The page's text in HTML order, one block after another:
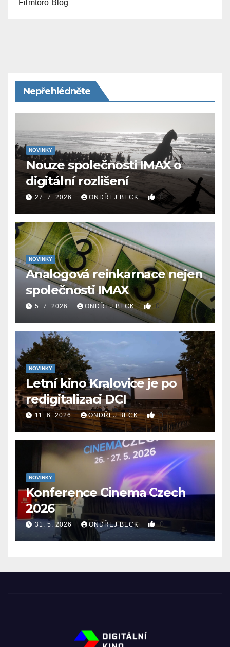
Filmtoro Blog
Nepřehlédněte
NOVINKY
Nouze společnosti IMAX o
digitální rozlišení
27. 7. 2026 ONDŘEJ BECK 0
NOVINKY
Analogová reinkarnace nejen
společnosti IMAX
5. 7. 2026 ONDŘEJ BECK 0
NOVINKY
Letní kino Kralovice je po
redigitalizaci DCI
11. 6. 2026 ONDŘEJ BECK 0
NOVINKY
Konference Cinema Czech
2026
31. 5. 2026 ONDŘEJ BECK 0